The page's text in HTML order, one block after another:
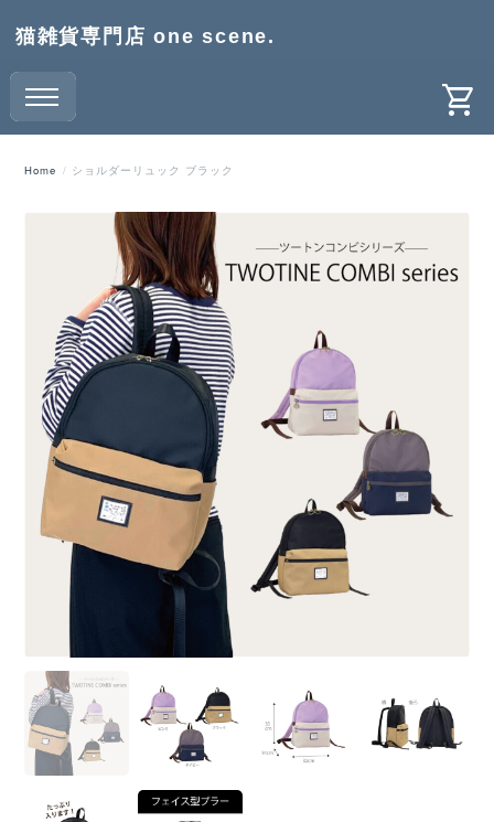
猫雑貨専門店 one scene.
Home ショルダーリュック ブラック